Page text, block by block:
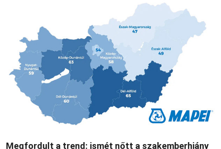
Megfordult a trend: ismét nőtt a szakemberhiány